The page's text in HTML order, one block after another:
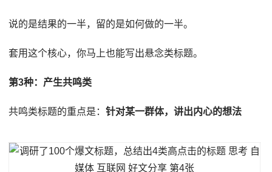
说的是结果的一半，留的是如何做的一半。
套用这个核心，你马上也能写出悬念类标题。
第3种：产生共鸣类
共鸣类标题的重点是：针对某一群体，讲出内心的想法